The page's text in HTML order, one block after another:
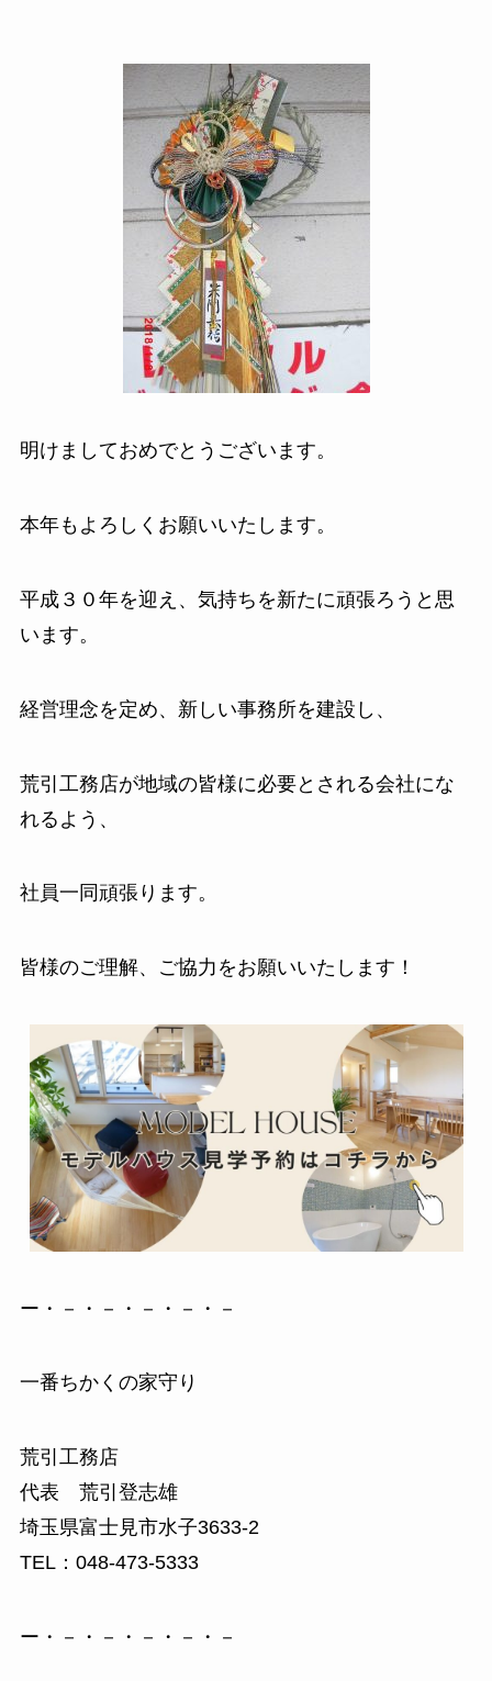
明けましておめでとうございます。
本年もよろしくお願いいたします。
平成３０年を迎え、気持ちを新たに頑張ろうと思
います。
経営理念を定め、新しい事務所を建設し、
荒引工務店が地域の皆様に必要とされる会社にな
れるよう、
社員一同頑張ります。
皆様のご理解、ご協力をお願いいたします！
ー・－・－・－・－・－
一番ちかくの家守り
荒引工務店
代表 荒引登志雄
埼玉県富士見市水子3633-2
TEL：048-473-5333
ー・－・－・－・－・－